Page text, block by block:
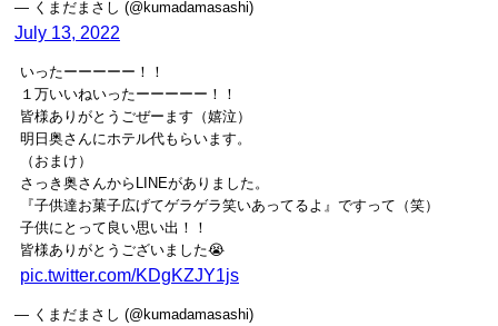
— くまだまさし (@kumadamasashi)
July 13, 2022
いったーーーーー！！
１万いいねいったーーーーー！！
皆様ありがとうごぜーます（嬉泣）
明日奥さんにホテル代もらいます。
（おまけ）
さっき奥さんからLINEがありました。
『子供達お菓子広げてゲラゲラ笑いあってるよ』ですって（笑）
子供にとって良い思い出！！
皆様ありがとうございました😭
pic.twitter.com/KDgKZJY1js
— くまだまさし (@kumadamasashi)